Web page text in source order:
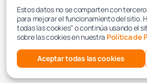
Estos datos no se comparten con
para mejorar el funcionamiento del sitio.
todas las cookies" o continúa usando el
sobre las cookies en nuestra Política de
Aceptar todas las cookies